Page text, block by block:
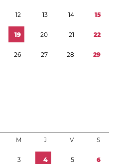
12 13 14 15
19 20 21 22
26 27 28 29
M J V S
3 4 5 6